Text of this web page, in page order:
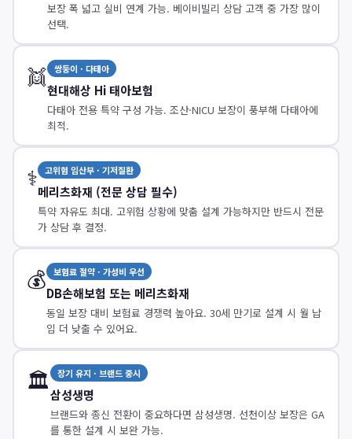
보장 폭 넓고 실비 연계 가능. 베이비빌리 상담 고객 중 가장 많이
선택.
👯 쌍둥이 · 다태아
현대해상 Hi 태아보험
다태아 전용 특약 구성 가능. 조산·NICU 보장이 풍부해 다태아에
최적.
⚕️ 고위험 임산부 · 기저질환
메리츠화재 (전문 상담 필수)
특약 자유도 최대. 고위험 상황에 맞춤 설계 가능하지만 반드시 전문
가 상담 후 결정.
💰 보험료 절약 · 가성비 우선
DB손해보험 또는 메리츠화재
동일 보장 대비 보험료 경쟁력 높아요. 30세 만기로 설계 시 월 납
입 더 낮출 수 있어요.
🏛️ 장기 유지 · 브랜드 중시
삼성생명
브랜드와 종신 전환이 중요하다면 삼성생명. 선천이상 보장은 GA
를 통한 설계 시 보완 가능.